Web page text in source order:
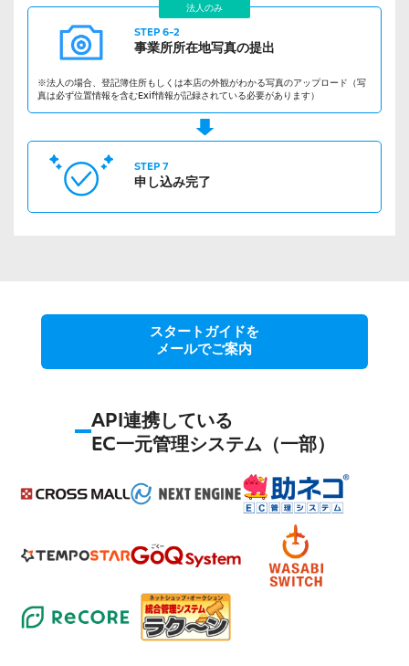
法人のみ
STEP 6-2
事業所所在地写真の提出
※法人の場合、登記簿住所もしくは本店の外観がわかる写真のアップロード（写
真は必ず位置情報を含むExif情報が記録されている必要があります）
STEP 7
申し込み完了
スタートガイドを
メールでご案内
API連携している
EC一元管理システム（一部）